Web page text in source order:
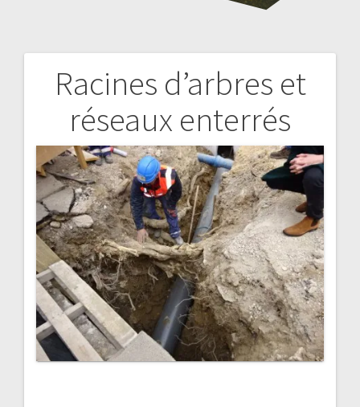
Racines d’arbres et
réseaux enterrés
Navigation
l’article